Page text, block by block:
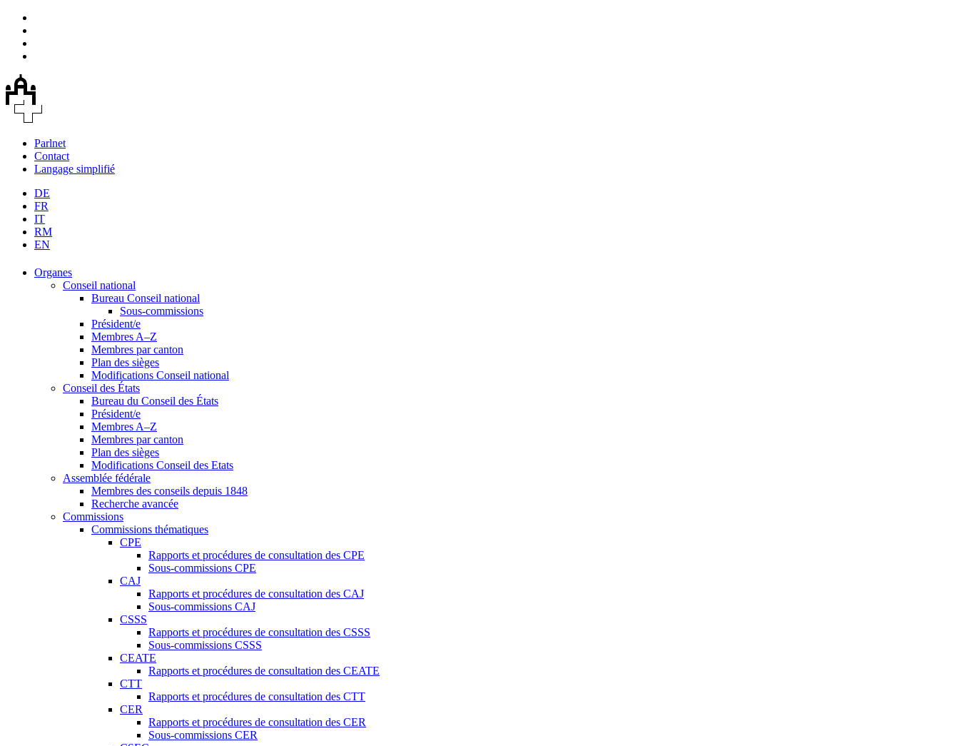
Parlnet
Contact
Langage simplifié
DE
FR
IT
RM
EN
Organes
Conseil national
Bureau Conseil national
Sous-commissions
Président/e
Membres A–Z
Membres par canton
Plan des sièges
Modifications Conseil national
Conseil des États
Bureau du Conseil des États
Président/e
Membres A–Z
Membres par canton
Plan des sièges
Modifications Conseil des Etats
Assemblée fédérale
Membres des conseils depuis 1848
Recherche avancée
Commissions
Commissions thématiques
CPE
Rapports et procédures de consultation des CPE
Sous-commissions CPE
CAJ
Rapports et procédures de consultation des CAJ
Sous-commissions CAJ
CSSS
Rapports et procédures de consultation des CSSS
Sous-commissions CSSS
CEATE
Rapports et procédures de consultation des CEATE
CTT
Rapports et procédures de consultation des CTT
CER
Rapports et procédures de consultation des CER
Sous-commissions CER